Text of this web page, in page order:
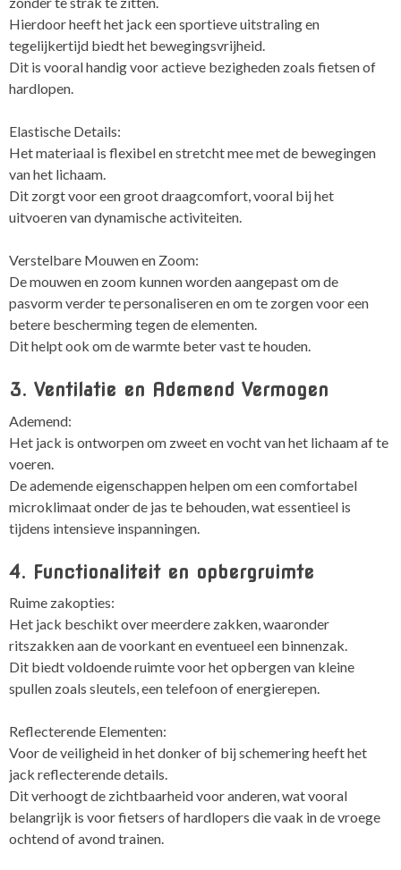
Hierdoor heeft het jack een sportieve uitstraling en
tegelijkertijd biedt het bewegingsvrijheid.
Dit is vooral handig voor actieve bezigheden zoals fietsen of
hardlopen.
Elastische Details:
Het materiaal is flexibel en stretcht mee met de bewegingen
van het lichaam.
Dit zorgt voor een groot draagcomfort, vooral bij het
uitvoeren van dynamische activiteiten.
Verstelbare Mouwen en Zoom:
De mouwen en zoom kunnen worden aangepast om de
pasvorm verder te personaliseren en om te zorgen voor een
betere bescherming tegen de elementen.
Dit helpt ook om de warmte beter vast te houden.
3. Ventilatie en Ademend Vermogen
Ademend:
Het jack is ontworpen om zweet en vocht van het lichaam af te
voeren.
De ademende eigenschappen helpen om een comfortabel
microklimaat onder de jas te behouden, wat essentieel is
tijdens intensieve inspanningen.
4. Functionaliteit en opbergruimte
Ruime zakopties:
Het jack beschikt over meerdere zakken, waaronder
ritszakken aan de voorkant en eventueel een binnenzak.
Dit biedt voldoende ruimte voor het opbergen van kleine
spullen zoals sleutels, een telefoon of energierepen.
Reflecterende Elementen:
Voor de veiligheid in het donker of bij schemering heeft het
jack reflecterende details.
Dit verhoogt de zichtbaarheid voor anderen, wat vooral
belangrijk is voor fietsers of hardlopers die vaak in de vroege
ochtend of avond trainen.